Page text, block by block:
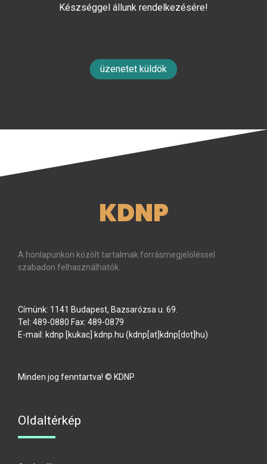
Készséggel állunk rendelkezésére!
üzenetet küldök
KDNP
A honlapunkon közölt tartalmak forrásmegjelöléssel
szabadon felhasználhatók.
Címünk: 1141 Budapest, Bazsarózsa u. 69.
Tel: 489-0880 Fax: 489-0879
E-mail: kdnp [kukac] kdnp.hu (kdnp[at]kdnp[dot]hu)
Minden jog fenntartva! © KDNP
Oldaltérkép